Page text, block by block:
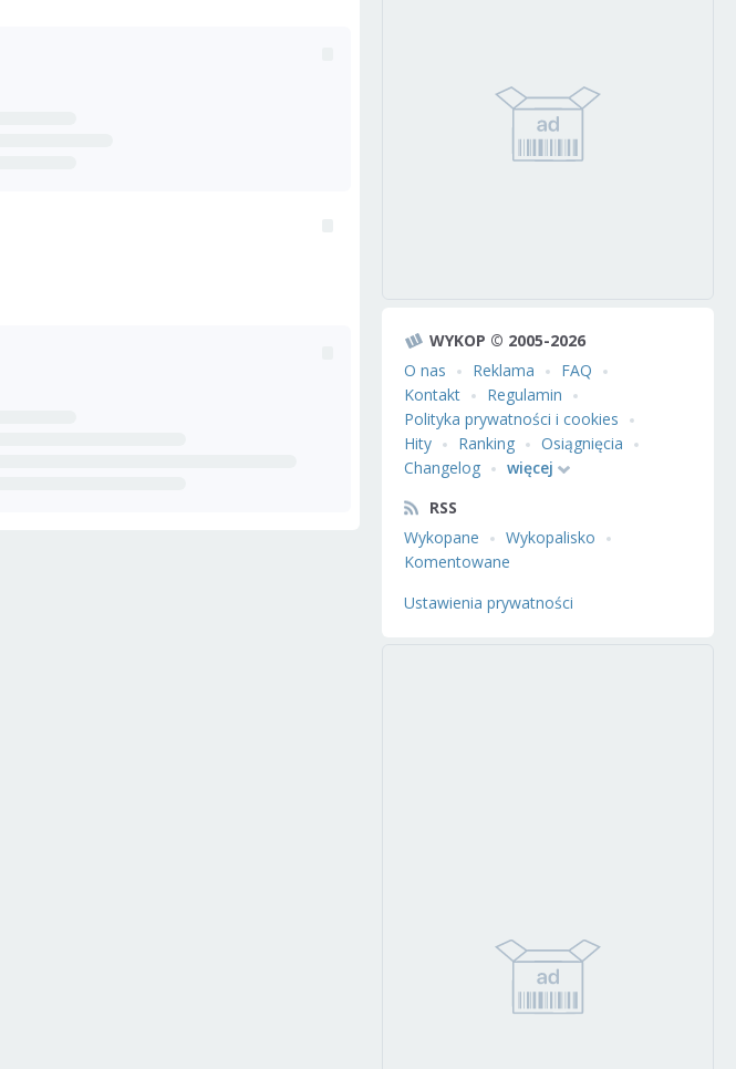
WYKOP © 2005-2026
O nas
Reklama
FAQ
Kontakt
Regulamin
Polityka prywatności i cookies
Hity
Ranking
Osiągnięcia
Changelog
więcej
RSS
Wykopane
Wykopalisko
Komentowane
Ustawienia prywatności